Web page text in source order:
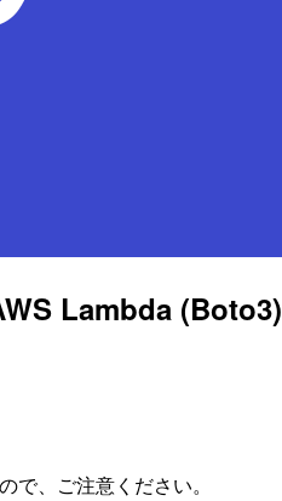
Lambda (Boto3)
、ご注意ください。